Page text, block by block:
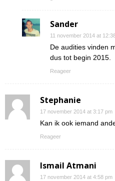
Sander
11 november 2014 at
De audities vinden
dus tot begin 2015.
Reageer
Stephanie
17 november 2014 at 3:17 pm
Kan ik ook iemand
Reageer
Ismail Atmani
17 november 2014 at 4:58 pm